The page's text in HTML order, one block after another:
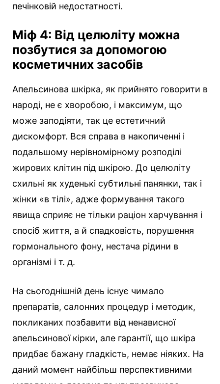
печінковій недостатності.
Міф 4: Від целюліту можна
позбутися за допомогою
косметичних засобів
Апельсинова шкірка, як прийнято говорити в
народі, не є хворобою, і максимум, що
може заподіяти, так це естетичний
дискомфорт. Вся справа в накопиченні і
подальшому нерівномірному розподілі
жирових клітин під шкірою. До целюліту
схильні як худенькі субтильні панянки, так і
жінки «в тілі», адже формування такого
явища сприяє не тільки раціон харчування і
спосіб життя, а й спадковість, порушення
гормонального фону, нестача рідини в
організмі і т. д.
На сьогоднішній день існує чимало
препаратів, салонних процедур і методик,
покликаних позбавити від ненависної
апельсинової кірки, але гарантії, що шкіра
придбає бажану гладкість, немає ніяких. На
даний момент найбільш перспективними